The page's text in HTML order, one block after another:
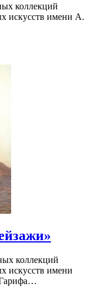
коллекций
искусств имени А.
коллекций
искусств имени